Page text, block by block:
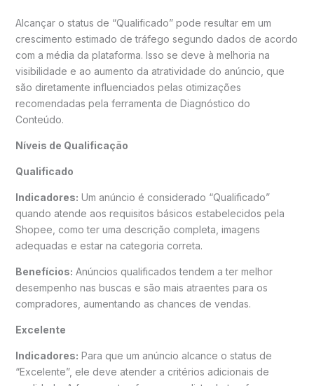
Alcançar o status de “Qualificado” pode resultar em um
crescimento estimado de tráfego segundo dados de acordo
com a média da plataforma. Isso se deve à melhoria na
visibilidade e ao aumento da atratividade do anúncio, que
são diretamente influenciados pelas otimizações
recomendadas pela ferramenta de Diagnóstico do
Conteúdo.
Níveis de Qualificação
Qualificado
Indicadores: Um anúncio é considerado “Qualificado”
quando atende aos requisitos básicos estabelecidos pela
Shopee, como ter uma descrição completa, imagens
adequadas e estar na categoria correta.
Benefícios: Anúncios qualificados tendem a ter melhor
desempenho nas buscas e são mais atraentes para os
compradores, aumentando as chances de vendas.
Excelente
Indicadores: Para que um anúncio alcance o status de
“Excelente”, ele deve atender a critérios adicionais de